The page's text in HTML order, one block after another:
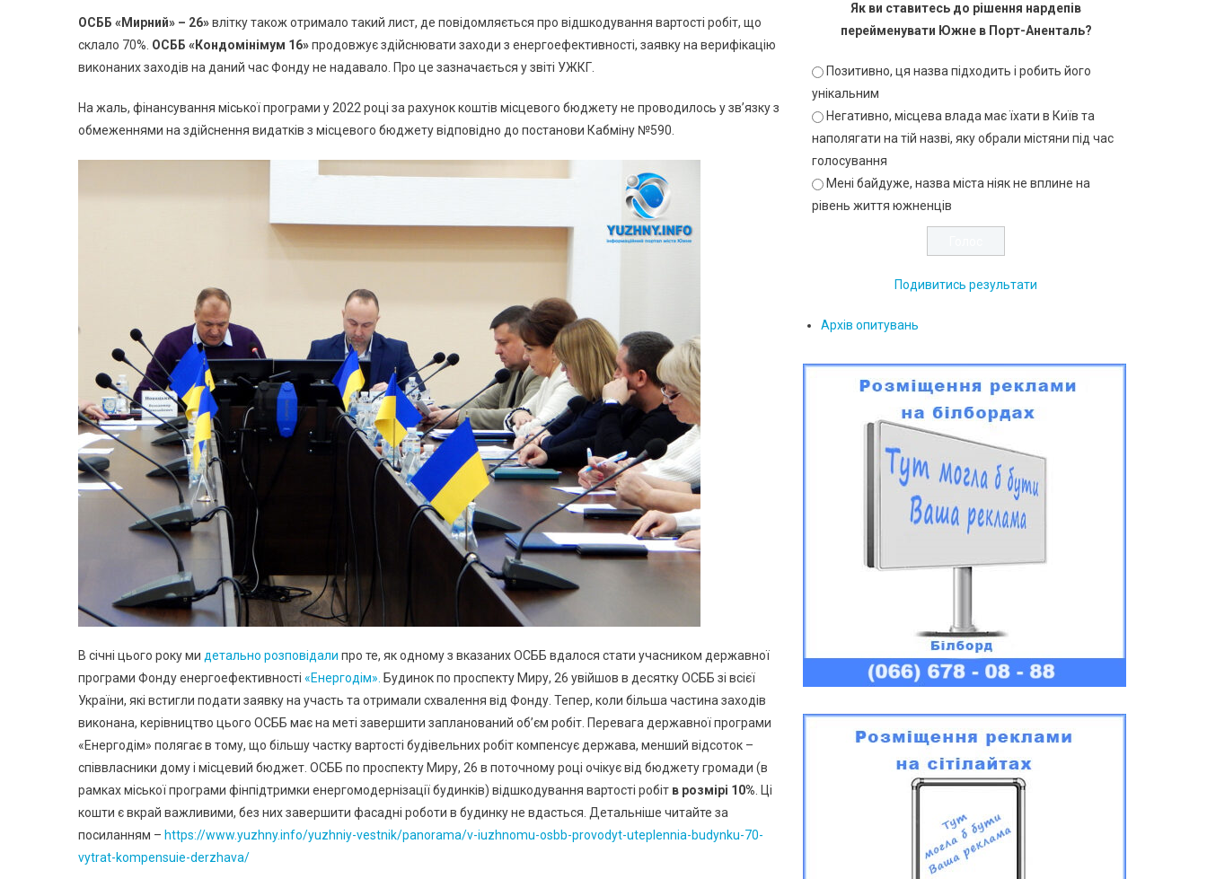
Енергоефективності
ОСББ «Мирний» – 26»влітку також отримало такий лист, де повідомляється про відшкодування вартості робіт, що
склало 70%. ОСББ «Кондомінімум 16»продовжує здійснювати заходи з енергоефективності, заявку на верифікацію
виконаних заходів на даний час Фонду не надавало. Про це зазначається у звіті УЖКГ.
На жаль, фінансування міської програми у 2022 році за рахунок коштів місцевого бюджету не проводилось у зв’язку з
обмеженнями на здійснення видатків з місцевого бюджету відповідно до постанови Кабміну №590.
В січні цього року ми детально розповідали про те, як одному з вказаних ОСББ вдалося стати учасником державної
програми Фонду енергоефективності «Енергодім». Будинок по проспекту Миру, 26 увійшов в десятку ОСББ зі всієї
України, які встигли подати заявку на участь та отримали схвалення від Фонду. Тепер, коли більша частина заходів
виконана, керівництво цього ОСББ має на меті завершити запланований об’єм робіт. Перевага державної програми
«Енергодім» полягає в тому, що більшу частку вартості будівельних робіт компенсує держава, менший відсоток –
співвласники дому і місцевий бюджет. ОСББ по проспекту Миру, 26 в поточному році очікує від бюджету громади (в
рамках міської програми фінпідтримки енергомодернізації будинків) відшкодування вартості робіт в розмірі 10% . Ці
кошти є вкрай важливими, без них завершити фасадні роботи в будинку не вдасться. Детальніше читайте за
посиланням – https://www.yuzhny.info/yuzhniy-vestnik/panorama/v-iuzhnomu-osbb-provodyt-uteplennia-budynku-70-
vytrat-kompensuie-derzhava/
Як ви ставитесь до рішення нардепів
перейменувати Южне в Порт-Аненталь?
Позитивно, ця назва підходить і робить його
унікальним
Негативно, місцева влада має їхати в Київ та
наполягати на тій назві, яку обрали містяни під час
голосування
Мені байдуже, назва міста ніяк не вплине на
рівень життя южненців
Подивитись результати
Архів опитувань